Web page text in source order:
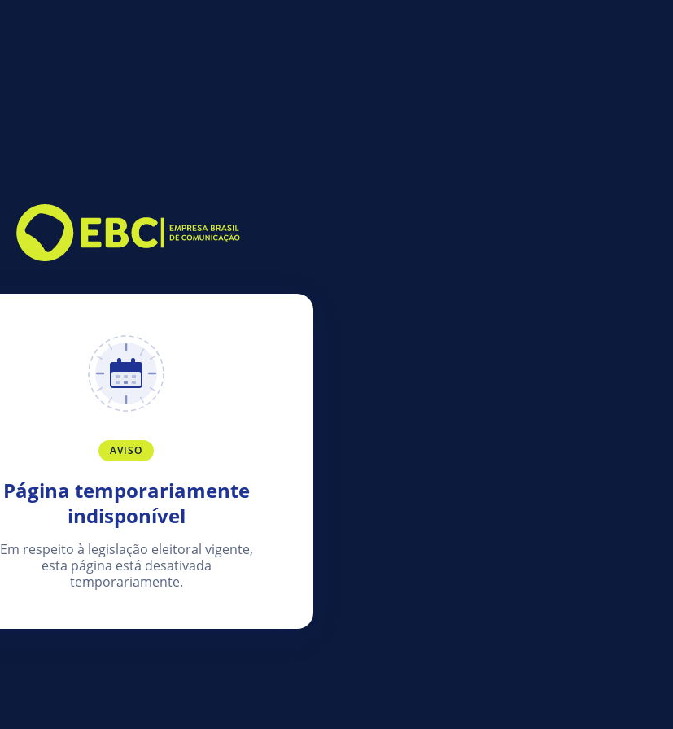
AVISO
Página temporariamente
indisponível
Em respeito à legislação eleitoral vigente,
esta página está desativada
temporariamente.